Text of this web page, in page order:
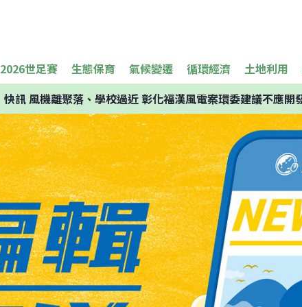
2026世足賽 生態保育 氣候變遷 循環經濟 土地利用
快訊風機離聚落、學校過近 彰化福漢風電案環委建議不應開